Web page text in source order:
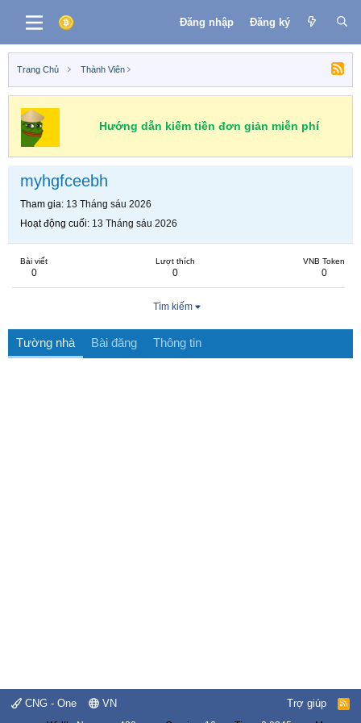
Đăng nhập Đăng ký
Trang Chủ Thành Viên
Hướng dẫn kiếm tiền đơn giản miễn phí
myhgfceebh
Tham gia 13 Tháng sáu 2026
Hoạt động cuối 13 Tháng sáu 2026
Bài viết
0
Lượt thích
0
VNB Token
0
Tìm kiếm
Tường nhà Bài đăng Thông tin
CNG - One VN Trợ giúp
R